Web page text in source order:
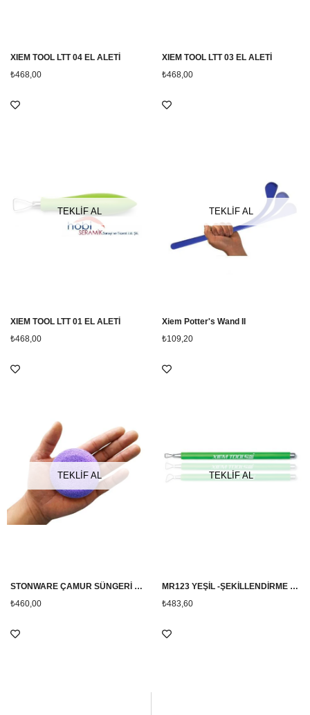
XIEM TOOL LTT 04 EL ALETİ
₺468,00
XIEM TOOL LTT 03 EL ALETİ
₺468,00
TEKLİF AL
XIEM TOOL LTT 01 EL ALETİ
₺468,00
TEKLİF AL
Xiem Potter's Wand II
₺109,20
TEKLİF AL
STONWARE ÇAMUR SÜNGERİ MOR RENKLİ
₺460,00
TEKLİF AL
MR123 YEŞİL -ŞEKİLLENDİRME SETİ 3LÜ (XIEM)
₺483,60